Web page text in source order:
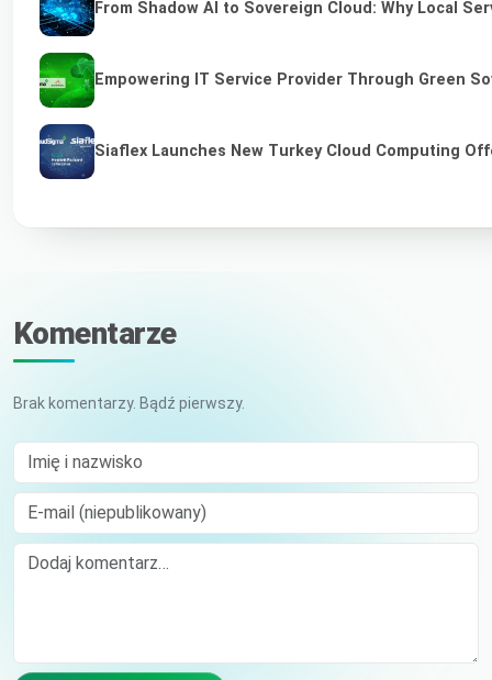
From Shadow AI to Sovereign Cloud: Why Local
Empowering IT Service Provider Through Green
Siaflex Launches New Turkey Cloud Computing
Komentarze
Brak komentarzy. Bądź pierwszy.
Imię i nazwisko
E-mail (niepublikowany)
Comment